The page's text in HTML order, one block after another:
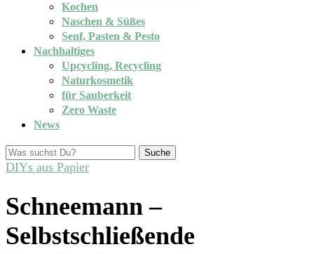
Kochen
Naschen & Süßes
Senf, Pasten & Pesto
Nachhaltiges
Upcycling, Recycling
Naturkosmetik
für Sauberkeit
Zero Waste
News
Suche
DIYs aus Papier
Schneemann –
Selbstschließende